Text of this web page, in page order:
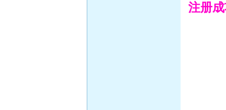
注册